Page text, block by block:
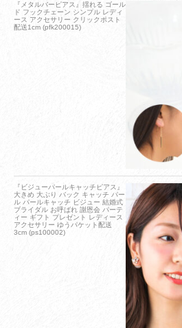
『メタルバーピアス』揺れる ゴール
ド フックチェーン シンプル レディ
ース アクセサリー クリックポスト
配送1cm (pfk200015)
『ビジューパールキャッチピアス』
大きめ 大ぶり バック キャッチ パー
ル パールキャッチ ビジュー 結婚式
ブライダル お呼ばれ 謝恩会 パーテ
ィー ギフト プレゼント レディース
アクセサリー ゆうパケット配送
3cm (ps100002)